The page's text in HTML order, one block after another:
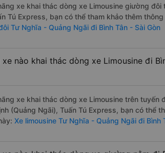
xe khai thác dòng xe Limousine giường
Tú Express, bạn có thể tham khảo thêm
Tư Nghĩa - Quảng Ngãi đi Bình Tân - Sài Gòn
xe nào khai thác dòng xe Limousine đi
xe khai thác dòng xe Limousine trên
(Quảng Ngãi), Tuấn Tú Express, bạn có thể
Xe limousine Tư Nghĩa - Quảng Ngãi đi Bình